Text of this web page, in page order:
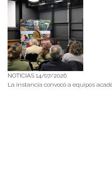
NOTICIAS 14/07/2026
La instancia convocó a equipos